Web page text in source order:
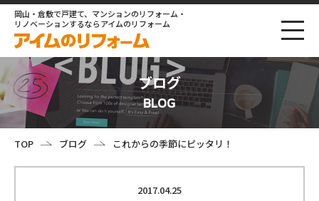
岡山・倉敷で戸建て、マンションのリフォーム・
リノベーションするならアイムのリフォーム
ブログ
BLOG
TOP ブログ これからの季節にピッタリ！
2017.04.25